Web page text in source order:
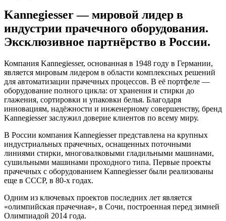
Kannegiesser — мировой лидер в
индустрии прачечного оборудования.
Эксклюзивное партнёрство в России.
Компания Kannegiesser, основанная в 1948 году в Германии,
является мировым лидером в области комплексных решений
для автоматизации прачечных процессов. В её портфеле —
оборудование полного цикла: от хранения и стирки до
глажения, сортировки и упаковки белья. Благодаря
инновациям, надёжности и инженерному совершенству, бренд
Kannegiesser заслужил доверие клиентов по всему миру.
В России компания Kannegiesser представлена на крупных
индустриальных прачечных, оснащенных поточными
линиями стирки, многовалковыми гладильными машинами,
сушильными машинами проходного типа. Первые проекты
прачечных с оборудованием Kannegiesser были реализованы
еще в СССР, в 80-х годах.
Одним из ключевых проектов последних лет является
«олимпийская прачечная», в Сочи, построенная перед зимней
Олимпиадой 2014 года.